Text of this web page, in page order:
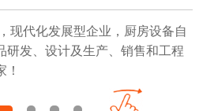
现代化发展型企业，厨房设备自
研发、设计及生产、销售和工程
！
鼎厨倡导国家节能减排政策方针，以客户需求为宗
旨，掌握厨房设备核心技术，倾心为客户设计出经久
耐
用、节能高效的理想产品！
水、电、油、气、排烟等点位图！